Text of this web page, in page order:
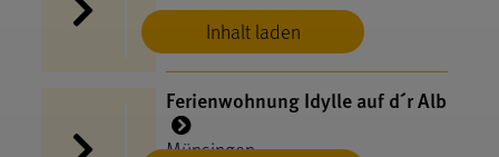
Inhalt laden
Ferienwohnung Idylle auf d´r Alb
Münsingen